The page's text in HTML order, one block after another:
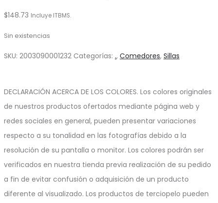
$148.73 Incluye ITBMS.
Sin existencias
SKU: 2003090001232 Categorías: ., Comedores, Sillas
DECLARACIÓN ACERCA DE LOS COLORES. Los colores originales
de nuestros productos ofertados mediante página web y
redes sociales en general, pueden presentar variaciones
respecto a su tonalidad en las fotografías debido a la
resolución de su pantalla o monitor. Los colores podrán ser
verificados en nuestra tienda previa realización de su pedido
a fin de evitar confusión o adquisición de un producto
diferente al visualizado. Los productos de terciopelo pueden